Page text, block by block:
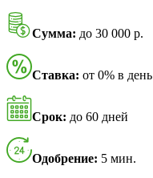
Сумма: до 30 000 р.
Ставка: от 0% в день
Срок: до 60 дней
Одобрение: 5 мин.